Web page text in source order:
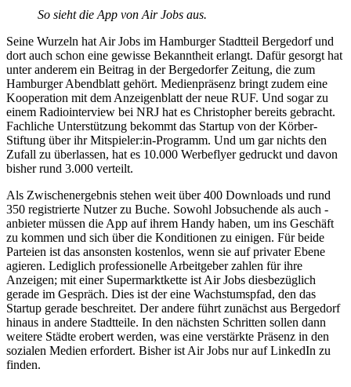
So sieht die App von Air Jobs aus.
Seine Wurzeln hat Air Jobs im Hamburger Stadtteil Bergedorf und
dort auch schon eine gewisse Bekanntheit erlangt. Dafür gesorgt hat
unter anderem ein Beitrag in der Bergedorfer Zeitung, die zum
Hamburger Abendblatt gehört. Medienpräsenz bringt zudem eine
Kooperation mit dem Anzeigenblatt der neue RUF. Und sogar zu
einem Radiointerview bei NRJ hat es Christopher bereits gebracht.
Fachliche Unterstützung bekommt das Startup von der Körber-
Stiftung über ihr Mitspieler:in-Programm. Und um gar nichts den
Zufall zu überlassen, hat es 10.000 Werbeflyer gedruckt und davon
bisher rund 3.000 verteilt.
Als Zwischenergebnis stehen weit über 400 Downloads und rund
350 registrierte Nutzer zu Buche. Sowohl Jobsuchende als auch -
anbieter müssen die App auf ihrem Handy haben, um ins Geschäft
zu kommen und sich über die Konditionen zu einigen. Für beide
Parteien ist das ansonsten kostenlos, wenn sie auf privater Ebene
agieren. Lediglich professionelle Arbeitgeber zahlen für ihre
Anzeigen; mit einer Supermarktkette ist Air Jobs diesbezüglich
gerade im Gespräch. Dies ist der eine Wachstumspfad, den das
Startup gerade beschreitet. Der andere führt zunächst aus Bergedorf
hinaus in andere Stadtteile. In den nächsten Schritten sollen dann
weitere Städte erobert werden, was eine verstärkte Präsenz in den
sozialen Medien erfordert. Bisher ist Air Jobs nur auf LinkedIn zu
finden.